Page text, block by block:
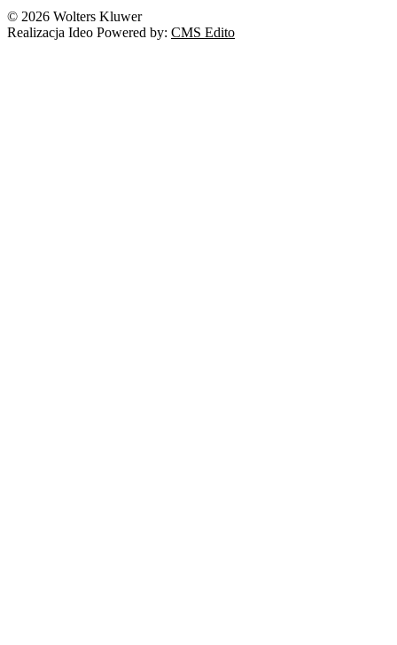
Prawo autorskie
© 2026 Wolters Kluwer
Realizacja Ideo Powered by: CMS Edito